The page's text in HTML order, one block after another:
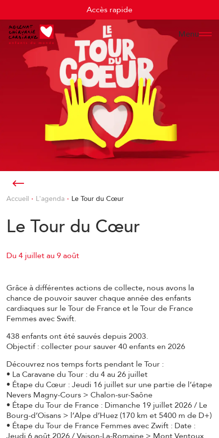
Accès rapide
Menu
Accueil L'agenda Le Tour du Cœur
Le Tour du Cœur
Du 4 juillet au 9 août
Grâce à différentes actions de collecte, nous avons la
chance de pouvoir sauver chaque année des enfants
cardiaques sur le Tour de France et le Tour de France
Femmes avec Swift.
438 enfants ont été sauvés depuis 2003.
Objectif : collecter pour sauver 40 enfants en 2026
Découvrez nos temps forts pendant le Tour :
• La Caravane du Tour : du 4 au 26 juillet
• Étape du Cœur : Jeudi 16 juillet sur une partie de l’étape
Nevers Magny-Cours > Chalon-sur-Saône
• Étape du Tour de France : Dimanche 19 juillet 2026 / Le
Bourg-d’Oisans > l’Alpe d’Huez (170 km et 5400 m de D+)
• Étape du Tour de France Femmes avec Zwift : Date :